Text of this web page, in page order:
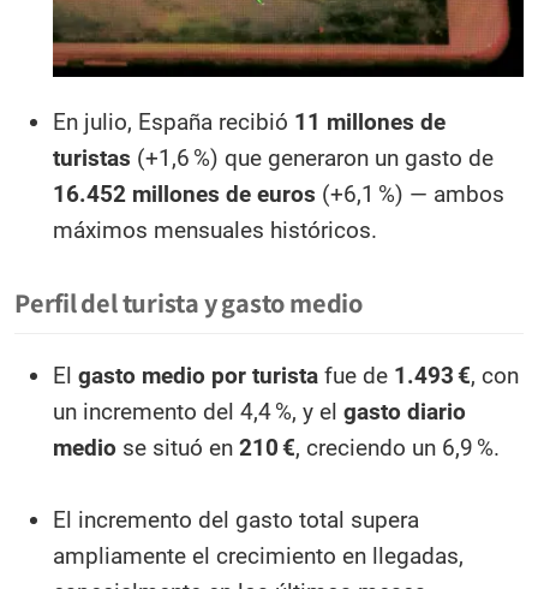
En julio, España recibió 11 millones de
turistas (+1,6 %) que generaron un gasto de
16.452 millones de euros (+6,1 %) — ambos
máximos mensuales históricos.
Perfil del turista y gasto medio
El gasto medio por turista fue de 1.493 €, con
un incremento del 4,4 %, y el gasto diario
medio se situó en 210 €, creciendo un 6,9 %.
El incremento del gasto total supera
ampliamente el crecimiento en llegadas,